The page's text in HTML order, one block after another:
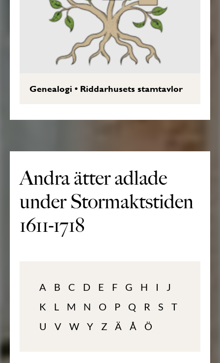
Genealogi • Riddarhusets stamtavlor
Andra ätter adlade
under Stormaktstiden
1611-1718
A B C D E F G H I
J
K
L M N O P Q R S
T
U
V W Y Z Ä Å Ö